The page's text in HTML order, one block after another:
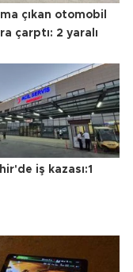
çıkan otomobil
çarptı: 2 yaralı
iş kazası:1